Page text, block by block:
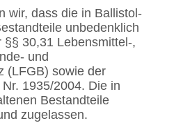
wir, dass die in Ballistol-
unbedenklich
30,31 Lebensmittel-,
und
(LFGB) sowie der
1935/2004. Die in
Bestandteile
zugelassen.